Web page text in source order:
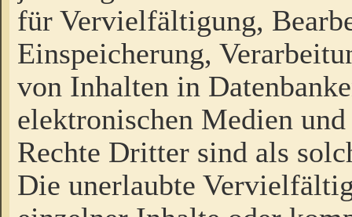
für Vervielfältigung,
Einspeicherung,
von Inhalten in
elektronischen Medien
Rechte Dritter sind als
Die unerlaubte